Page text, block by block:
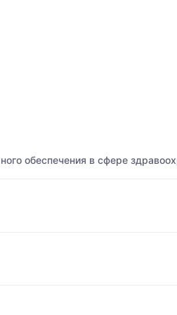
обеспечения в сфере